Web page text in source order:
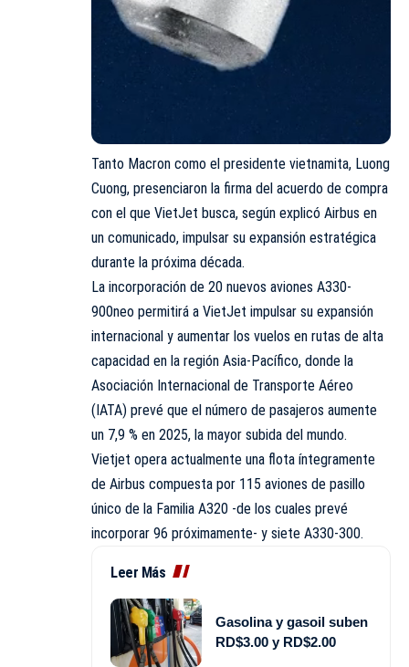
Tanto Macron como el presidente vietnamita, Luong
Cuong, presenciaron la firma del acuerdo de compra
con el que VietJet busca, según explicó Airbus en
un comunicado, impulsar su expansión estratégica
durante la próxima década.
La incorporación de 20 nuevos aviones A330-
900neo permitirá a VietJet impulsar su expansión
internacional y aumentar los vuelos en rutas de alta
capacidad en la región Asia-Pacífico, donde la
Asociación Internacional de Transporte Aéreo
(IATA) prevé que el número de pasajeros aumente
un 7,9 % en 2025, la mayor subida del mundo.
Vietjet opera actualmente una flota íntegramente
de Airbus compuesta por 115 aviones de pasillo
único de la Familia A320 -de los cuales prevé
incorporar 96 próximamente- y siete A330-300.
Leer Más
Gasolina y gasoil suben
RD$3.00 y RD$2.00